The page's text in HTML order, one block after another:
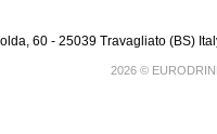
60 - 25039 Travagliato (BS)
2026 ©